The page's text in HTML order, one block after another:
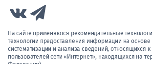
Link to Vk
На сайте применяются рекомендательные
технологии предоставления информации на основе
систематизации и анализа сведений, относящихся
пользователей сети «Интернет», находящихся на